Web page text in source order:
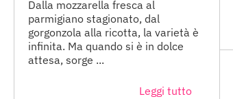
Dalla mozzarella fresca al
parmigiano stagionato, dal
gorgonzola alla ricotta, la varietà è
infinita. Ma quando si è in dolce
attesa, sorge ...
Leggi tutto